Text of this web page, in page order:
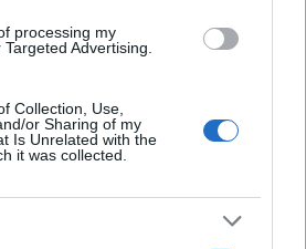
processing my
Advertising.
Collection, Use,
or Sharing of my
Is Unrelated with the
it was collected.